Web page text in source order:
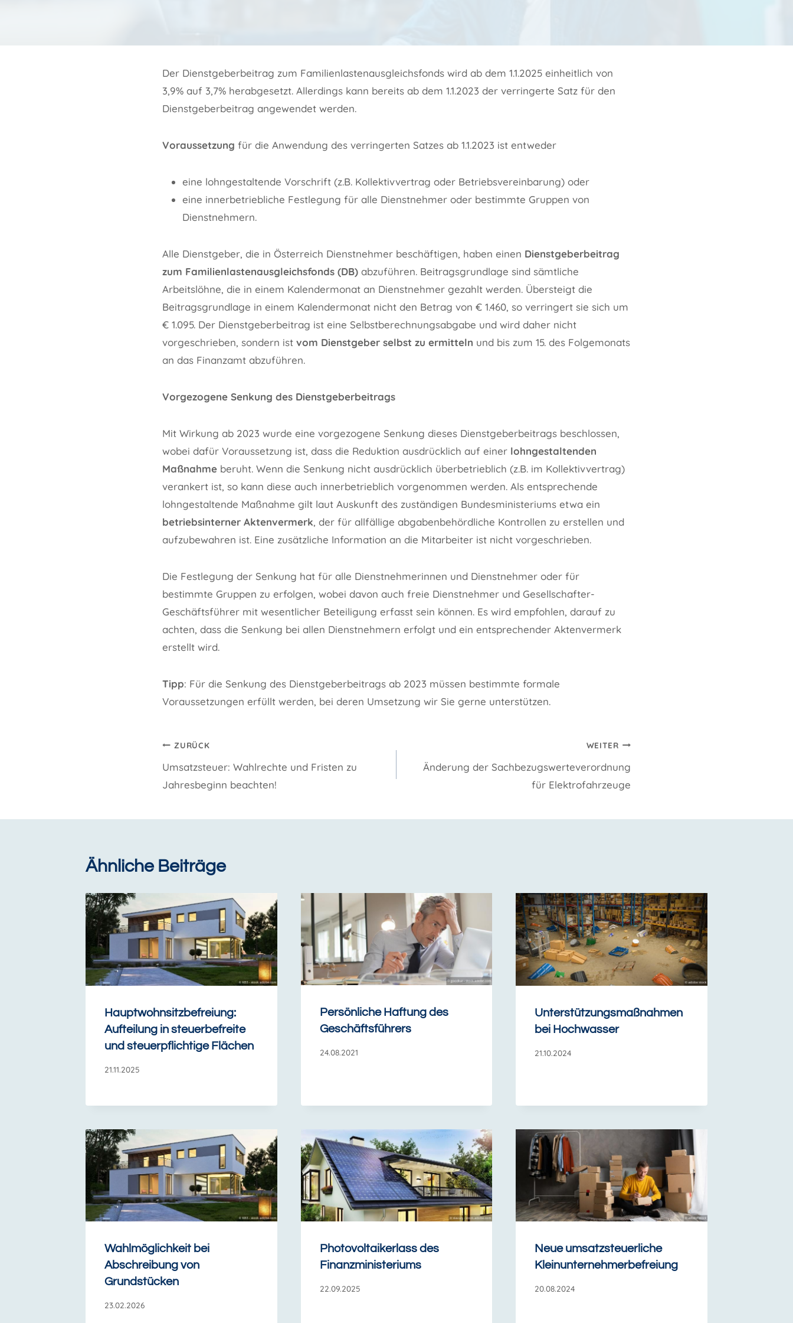
Der Dienstgeberbeitrag zum Familienlastenausgleichsfonds wird ab dem 1.1.2025 einheitlich von
3,9% auf 3,7% herabgesetzt. Allerdings kann bereits ab dem 1.1.2023 der verringerte Satz für den
Dienstgeberbeitrag angewendet werden.
Voraussetzung für die Anwendung des verringerten Satzes ab 1.1.2023 ist entweder
eine lohngestaltende Vorschrift (z.B. Kollektivvertrag oder Betriebsvereinbarung) oder
eine innerbetriebliche Festlegung für alle Dienstnehmer oder bestimmte Gruppen von
Dienstnehmern.
Alle Dienstgeber, die in Österreich Dienstnehmer beschäftigen, haben einen Dienstgeberbeitrag
zum Familienlastenausgleichsfonds (DB) abzuführen. Beitragsgrundlage sind sämtliche
Arbeitslöhne, die in einem Kalendermonat an Dienstnehmer gezahlt werden. Übersteigt die
Beitragsgrundlage in einem Kalendermonat nicht den Betrag von € 1.460, so verringert sie sich um
€ 1.095. Der Dienstgeberbeitrag ist eine Selbstberechnungsabgabe und wird daher nicht
vorgeschrieben, sondern ist vom Dienstgeber selbst zu ermitteln und bis zum 15. des Folgemonats
an das Finanzamt abzuführen.
Vorgezogene Senkung des Dienstgeberbeitrags
Mit Wirkung ab 2023 wurde eine vorgezogene Senkung dieses Dienstgeberbeitrags beschlossen,
wobei dafür Voraussetzung ist, dass die Reduktion ausdrücklich auf einer lohngestaltenden
Maßnahme beruht. Wenn die Senkung nicht ausdrücklich überbetrieblich (z.B. im Kollektivvertrag)
verankert ist, so kann diese auch innerbetrieblich vorgenommen werden. Als entsprechende
lohngestaltende Maßnahme gilt laut Auskunft des zuständigen Bundesministeriums etwa ein
betriebsinterner Aktenvermerk, der für allfällige abgabenbehördliche Kontrollen zu erstellen und
aufzubewahren ist. Eine zusätzliche Information an die Mitarbeiter ist nicht vorgeschrieben.
Die Festlegung der Senkung hat für alle Dienstnehmerinnen und Dienstnehmer oder für
bestimmte Gruppen zu erfolgen, wobei davon auch freie Dienstnehmer und Gesellschafter-
Geschäftsführer mit wesentlicher Beteiligung erfasst sein können. Es wird empfohlen, darauf zu
achten, dass die Senkung bei allen Dienstnehmern erfolgt und ein entsprechender Aktenvermerk
erstellt wird.
Tipp: Für die Senkung des Dienstgeberbeitrags ab 2023 müssen bestimmte formale
Voraussetzungen erfüllt werden, bei deren Umsetzung wir Sie gerne unterstützen.
Beitragsnavigation
ZURÜCK
Umsatzsteuer: Wahlrechte und Fristen zu
Jahresbeginn beachten!
WEITER
Änderung der Sachbezugswerteverordnung
für Elektrofahrzeuge
Ähnliche Beiträge
Hauptwohnsitzbefreiung:
Aufteilung in steuerbefreite
und steuerpflichtige Flächen
21.11.2025
Persönliche Haftung des
Geschäftsführers
24.08.2021
Unterstützungsmaßnahmen
bei Hochwasser
21.10.2024
Wahlmöglichkeit bei
Abschreibung von
Grundstücken
23.02.2026
Photovoltaikerlass des
Finanzministeriums
22.09.2025
Neue umsatzsteuerliche
Kleinunternehmerbefreiung
20.08.2024